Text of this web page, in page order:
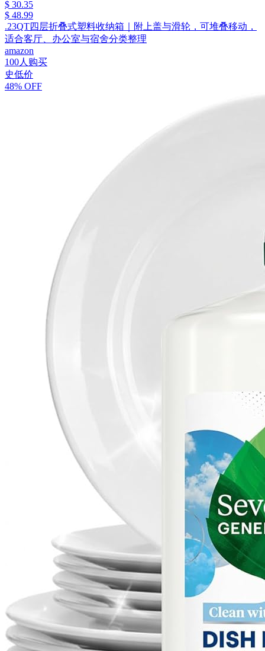
$ 30.35
$ 48.99
.23QT四层折叠式塑料收纳箱｜附上盖与滑轮，可堆叠移动，
适合客厅、办公室与宿舍分类整理
amazon
100人购买
史低价
48% OFF